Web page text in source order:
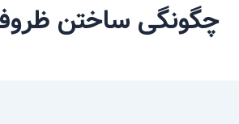
چگونگی ساختن